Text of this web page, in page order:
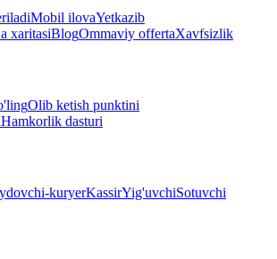
Mobil ilovaYetkazib
xaritasiBlogOmmaviy offertaXavfsizlik
Olib ketish punktini
Hamkorlik dasturi
kuryerKassirYig'uvchiSotuvchi